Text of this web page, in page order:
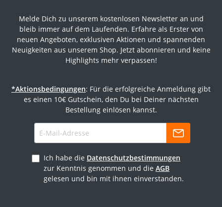
Melde Dich zu unserem kostenlosen Newsletter an und
bleib immer auf dem Laufenden. Erfahre als Erster von
neuen Angeboten, exklusiven Aktionen und spannenden
Neuigkeiten aus unserem Shop. Jetzt abonnieren und keine
Highlights mehr verpassen!
*Aktionsbedingungen: Für die erfolgreiche Anmeldung gibt
es einen 10€ Gutschein, den Du bei Deiner nächsten
Bestellung einlösen kannst.
Ich habe die Datenschutzbestimmungen
zur Kenntnis genommen und die AGB
gelesen und bin mit ihnen einverstanden.